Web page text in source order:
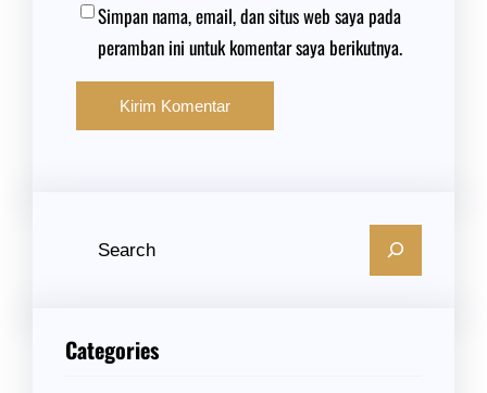
Simpan nama, email, dan situs web saya pada
peramban ini untuk komentar saya berikutnya.
Categories